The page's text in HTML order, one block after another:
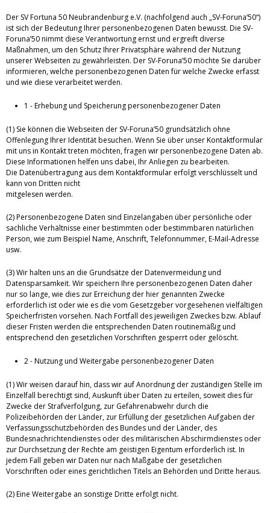
Der SV Fortuna 50 Neubrandenburg e.V. (nachfolgend auch „SV-Foruna‘50“)
ist sich der Bedeutung Ihrer personenbezogenen Daten bewusst. Die SV-
Foruna’50 nimmt diese Verantwortung ernst und ergreift diverse
Maßnahmen, um den Schutz Ihrer Privatsphäre während der Nutzung
unserer Webseiten zu gewährleisten. Der SV-Foruna’50 möchte Sie darüber
informieren, welche personenbezogenen Daten für welche Zwecke erfasst
und wie diese verarbeitet werden.
1 - Erhebung und Speicherung personenbezogener Daten
(1) Sie können die Webseiten der SV-Foruna’50 grundsätzlich ohne
Offenlegung Ihrer Identität besuchen. Wenn Sie über unser Kontaktformular
mit uns in Kontakt treten möchten, fragen wir personenbezogene Daten ab.
Diese Informationen helfen uns dabei, Ihr Anliegen zu bearbeiten.
Die Datenübertragung aus dem Kontaktformular erfolgt verschlüsselt und
kann von Dritten nicht
mitgelesen werden.
(2) Personenbezogene Daten sind Einzelangaben über persönliche oder
sachliche Verhältnisse einer bestimmten oder bestimmbaren natürlichen
Person, wie zum Beispiel Name, Anschrift, Telefonnummer, E-Mail-Adresse
usw.
(3) Wir halten uns an die Grundsätze der Datenvermeidung und
Datensparsamkeit. Wir speichern Ihre personenbezogenen Daten daher
nur so lange, wie dies zur Erreichung der hier genannten Zwecke
erforderlich ist oder wie es die vom Gesetzgeber vorgesehenen vielfältigen
Speicherfristen vorsehen. Nach Fortfall des jeweiligen Zweckes bzw. Ablauf
dieser Fristen werden die entsprechenden Daten routinemäßig und
entsprechend den gesetzlichen Vorschriften gesperrt oder gelöscht.
2 - Nutzung und Weitergabe personenbezogener Daten
(1) Wir weisen darauf hin, dass wir auf Anordnung der zuständigen Stelle im
Einzelfall berechtigt sind, Auskunft über Daten zu erteilen, soweit dies für
Zwecke der Strafverfolgung, zur Gefahrenabwehr durch die
Polizeibehörden der Länder, zur Erfüllung der gesetzlichen Aufgaben der
Verfassungsschutzbehörden des Bundes und der Länder, des
Bundesnachrichtendienstes oder des militärischen Abschirmdienstes oder
zur Durchsetzung der Rechte am geistigen Eigentum erforderlich ist. In
jedem Fall geben wir Daten nur nach Maßgabe der gesetzlichen
Vorschriften oder eines gerichtlichen Titels an Behörden und Dritte heraus.
(2) Eine Weitergabe an sonstige Dritte erfolgt nicht.